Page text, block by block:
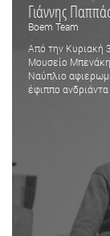
Γιάννης
Boem Team
Από την Κυριακή
Μουσείο
Ναύπλιο
έφιππο